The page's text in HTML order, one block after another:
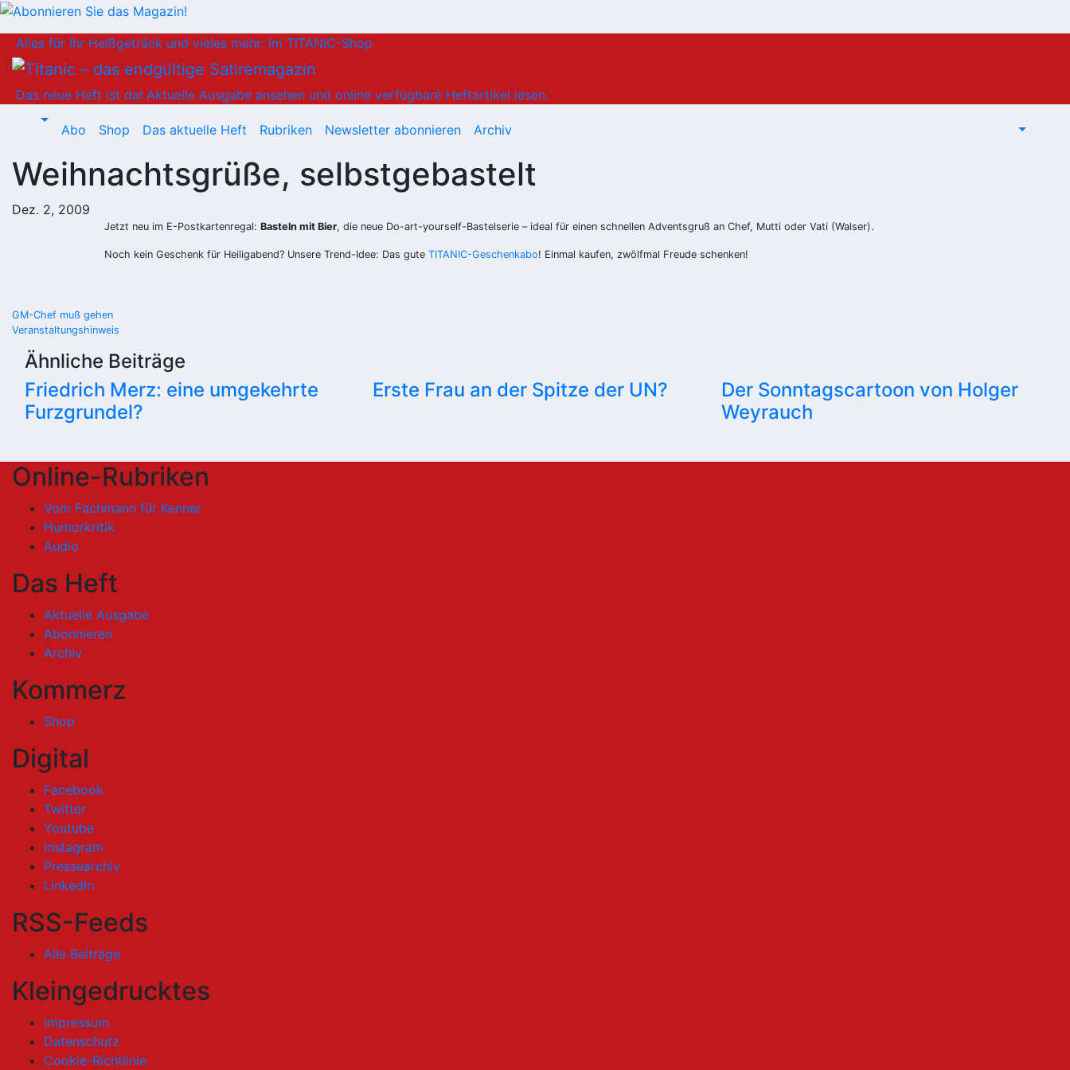
Inhalt
springen
Alles für Ihr Heißgetränk und vieles mehr: im TITANIC-Shop
Das neue Heft ist da! Aktuelle Ausgabe ansehen und online verfügbare Heftartikel lesen.
Abo Shop Das aktuelle Heft Rubriken Newsletter abonnieren Archiv
Weihnachtsgrüße, selbstgebastelt
Dez. 2, 2009
Jetzt neu im E-Postkartenregal: Basteln mit Bier, die neue Do-art-yourself-Bastelserie – ideal für einen schnellen Adventsgruß an Chef, Mutti oder Vati (Walser).
Noch kein Geschenk für Heiligabend? Unsere Trend-Idee: Das gute TITANIC-Geschenkabo! Einmal kaufen, zwölfmal Freude schenken!
Beitragsnavigation
GM-Chef muß gehen
Veranstaltungshinweis
Ähnliche Beiträge
Friedrich Merz: eine umgekehrte
Furzgrundel?
Erste Frau an der Spitze der UN?
Der Sonntagscartoon von Holger
Weyrauch
Online-Rubriken
Vom Fachmann für Kenner
Humorkritik
Audio
Das Heft
Aktuelle Ausgabe
Abonnieren
Archiv
Kommerz
Shop
Digital
Facebook
Twitter
Youtube
Instagram
Pressearchiv
LinkedIn
RSS-Feeds
Alle Beiträge
Kleingedrucktes
Impressum
Datenschutz
Cookie-Richtlinie